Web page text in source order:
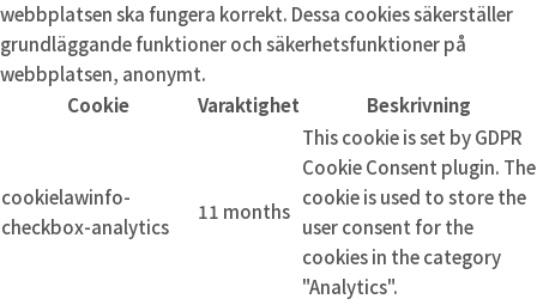
webbplatsen ska fungera korrekt. Dessa cookies säkerställer
grundläggande funktioner och säkerhetsfunktioner på
webbplatsen, anonymt.
Cookie
Varaktighet Beskrivning
cookielawinfo-
checkbox-analytics
11 months
This cookie is set by GDPR
Cookie Consent plugin. The
cookie is used to store the
user consent for the
cookies in the category
"Analytics".